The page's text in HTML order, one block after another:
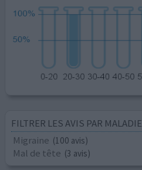
FILTRER LES AVIS PAR MALADIE
Migraine (100 avis)
Mal de tête (3 avis)